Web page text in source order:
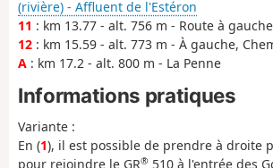
(rivière) - Affluent de l'Estéron
11 : km 13.77 - alt. 756 m - Route à gauche
12 : km 15.59 - alt. 773 m - À gauche,
A : km 17.2 - alt. 800 m - La Penne
Informations pratiques
Variante :
En (1), il est possible de prendre à droite
pour rejoindre le GR® 510 à l'entrée des